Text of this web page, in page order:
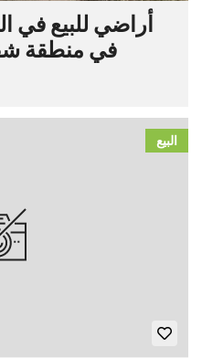
أراضي للبيع في
في منطقة
البيع